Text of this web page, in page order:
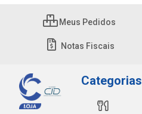
Meus Pedidos
Notas Fiscais
Categorias